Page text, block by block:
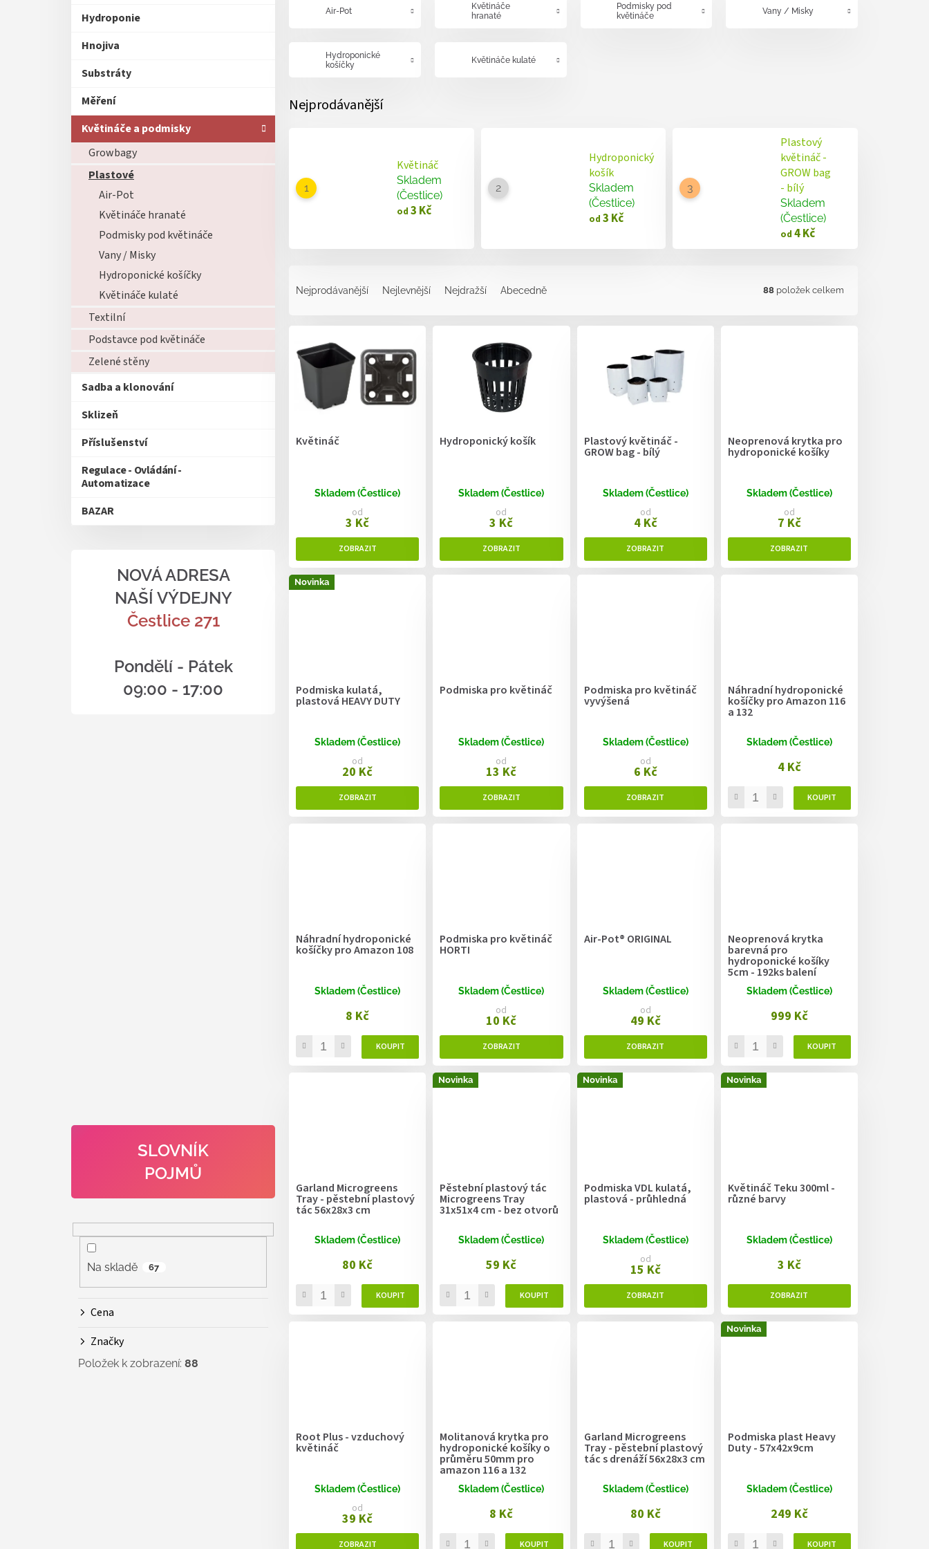
Hydroponie
Hnojiva
Substráty
Měření
Květináče a podmisky
Growbagy
Plastové
Air-Pot
Květináče hranaté
Podmisky pod květináče
Vany / Misky
Hydroponické košíčky
Květináče kulaté
Textilní
Podstavce pod květináče
Zelené stěny
Sadba a klonování
Sklizeň
Příslušenství
Regulace - Ovládání -
Automatizace
BAZAR
NOVÁ ADRESA
NAŠÍ VÝDEJNY
Čestlice 271
Pondělí - Pátek
09:00 - 17:00
SLOVNÍK
POJMŮ
Na skladě 67
Cena
Značky
Položek k zobrazení: 88
Air-Pot
Květináče
hranaté
Podmisky pod
květináče
Vany / Misky
Hydroponické
košíčky
Květináče kulaté
Nejprodávanější
Květináč
Skladem
(Čestlice)
od 3 Kč
Hydroponický
košík
Skladem
(Čestlice)
od 3 Kč
Plastový
květináč -
GROW bag
- bílý
Skladem
(Čestlice)
od 4 Kč
Nejprodávanější Nejlevnější Nejdražší Abecedně 88 položek celkem
Květináč
Skladem (Čestlice)
od
3 Kč
Hydroponický košík
Skladem (Čestlice)
od
3 Kč
Plastový květináč -
GROW bag - bílý
Skladem (Čestlice)
od
4 Kč
Neoprenová krytka pro
hydroponické košíky
Skladem (Čestlice)
od
7 Kč
Novinka
Podmiska kulatá,
plastová HEAVY DUTY
Skladem (Čestlice)
od
20 Kč
Podmiska pro květináč
Skladem (Čestlice)
od
13 Kč
Podmiska pro květináč
vyvýšená
Skladem (Čestlice)
od
6 Kč
Náhradní hydroponické
košíčky pro Amazon 116
a 132
Skladem (Čestlice)
4 Kč
Náhradní hydroponické
košíčky pro Amazon 108
Skladem (Čestlice)
8 Kč
Podmiska pro květináč
HORTI
Skladem (Čestlice)
od
10 Kč
Air-Pot® ORIGINAL
Skladem (Čestlice)
od
49 Kč
Neoprenová krytka
barevná pro
hydroponické košíky
5cm - 192ks balení
Skladem (Čestlice)
999 Kč
Garland Microgreens
Tray - pěstební plastový
tác 56x28x3 cm
Skladem (Čestlice)
80 Kč
Novinka
Pěstební plastový tác
Microgreens Tray
31x51x4 cm - bez otvorů
Skladem (Čestlice)
59 Kč
Novinka
Podmiska VDL kulatá,
plastová - průhledná
Skladem (Čestlice)
od
15 Kč
Novinka
Květináč Teku 300ml -
různé barvy
Skladem (Čestlice)
3 Kč
Root Plus - vzduchový
květináč
Skladem (Čestlice)
od
39 Kč
Molitanová krytka pro
hydroponické košíky o
průměru 50mm pro
amazon 116 a 132
Skladem (Čestlice)
8 Kč
Garland Microgreens
Tray - pěstební plastový
tác s drenáží 56x28x3 cm
Skladem (Čestlice)
80 Kč
Novinka
Podmiska plast Heavy
Duty - 57x42x9cm
Skladem (Čestlice)
249 Kč